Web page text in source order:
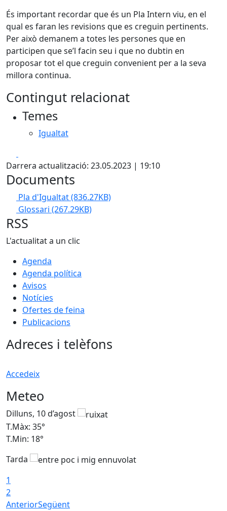
És important recordar que és un Pla Intern viu, en el
qual es faran les revisions que es creguin pertinents.
Per això demanem a totes les persones que en
participen que se’l facin seu i que no dubtin en
proposar tot el que creguin convenient per a la seva
millora continua.
Contingut relacionat
Temes
Igualtat
Darrera actualització: 23.05.2023 | 19:10
Documents
Pla d'Igualtat(836.27KB)
Glossari (267.29KB)
RSS
L'actualitat a un clic
Agenda
Agenda política
Avisos
Notícies
Ofertes de feina
Publicacions
Adreces i telèfons
Accedeix
Meteo
Dilluns, 10 d’agost
T.Màx: 35°
T.Min: 18°
Tarda
1
2
AnteriorSegüent